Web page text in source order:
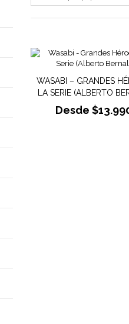
WASABI – GRANDES
LA SERIE (ALBERTO
Desde $